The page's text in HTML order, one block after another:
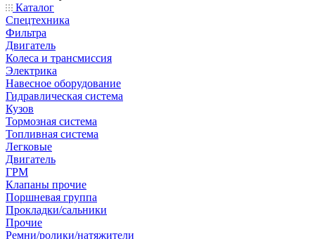
Каталог
Спецтехника
Фильтра
Двигатель
Колеса и трансмиссия
Электрика
Навесное оборудование
Гидравлическая система
Кузов
Тормозная система
Топливная система
Легковые
Двигатель
ГРМ
Клапаны прочие
Поршневая группа
Прокладки/сальники
Прочие
Ремни/ролики/натяжители